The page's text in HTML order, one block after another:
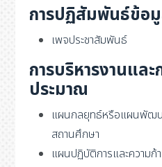
การปฏิสัมพันธ์ข้อ
เพจประชาสัมพันธ์
การบริหารงานและ
ประมาณ
แผนกลยุทธ์หรือแผนพัฒ
สถานศึกษา
แผนปฏิบัติการและความก้